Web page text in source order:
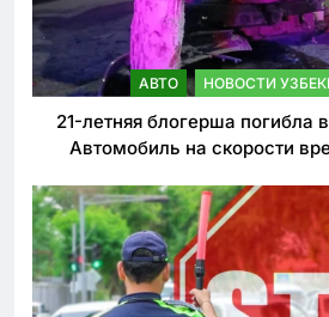
АВТО НОВОСТИ
21-летняя блогерша
Автомобиль на скорости